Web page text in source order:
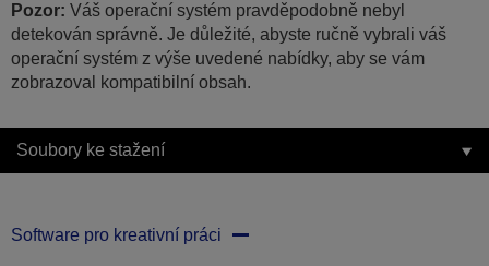
Pozor: Váš operační systém pravděpodobně nebyl
detekován správně. Je důležité, abyste ručně vybrali váš
operační systém z výše uvedené nabídky, aby se vám
zobrazoval kompatibilní obsah.
Soubory ke stažení
Software pro kreativní práci